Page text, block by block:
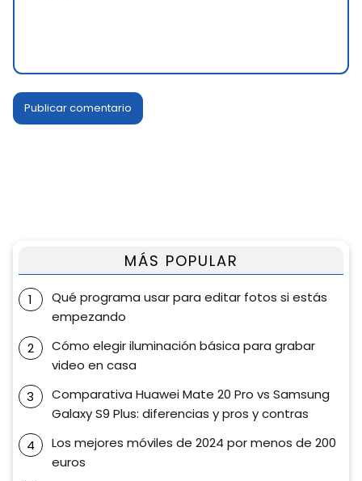
MÁS POPULAR
Qué programa usar para editar fotos si estás
empezando
Cómo elegir iluminación básica para grabar
video en casa
Comparativa Huawei Mate 20 Pro vs Samsung
Galaxy S9 Plus: diferencias y pros y contras
Los mejores móviles de 2024 por menos de 200
euros